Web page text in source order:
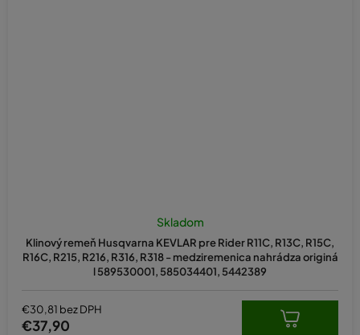
Klinový remeň Husqvarna KEVLAR pre Rider R11C, R13C, R15C,
R16C, R215, R216, R316, R318 - medziremenica nahrádza originá
l 589530001, 585034401, 5442389
Skladom
€30,81 bez DPH
€37,90